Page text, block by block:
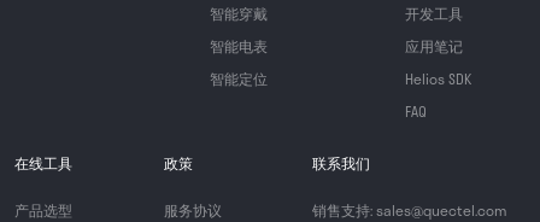
智能穿戴
智能电表
智能定位
开发工具
应用笔记
Helios SDK
FAQ
在线工具
产品选型
政策
服务协议
联系我们
销售支持: sales@quectel.com